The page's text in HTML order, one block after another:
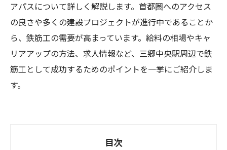
アパスについて詳しく解説します。首都圏へのアクセス
の良さや多くの建設プロジェクトが進行中であることか
ら、鉄筋工の需要が高まっています。給料の相場やキャ
リアアップの方法、求人情報など、三郷中央駅周辺で鉄
筋工として成功するためのポイントを一挙にご紹介しま
す。
目次